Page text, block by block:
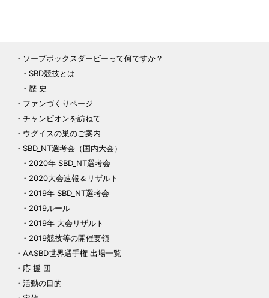
ソープボックスダービーって何ですか？
SBD競技とは
歴 史
ファンづくりページ
チャンピオンを訪ねて
ウグイスの巣のご案内
SBD_NT選考会（国内大会）
2020年 SBD_NT選考会
2020大会速報＆リザルト
2019年 SBD_NT選考会
2019ルール
2019年 大会リザルト
2019競技等の開催要領
AASBD世界選手権 出場一覧
応 援 団
活動の目的